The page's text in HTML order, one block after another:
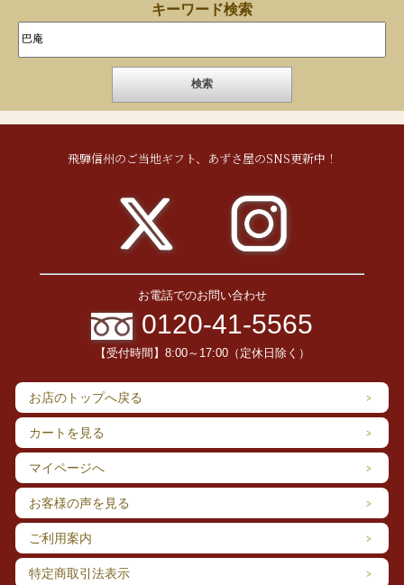
キーワード検索
飛騨信州のご当地ギフト、あずさ屋のSNS更新中！
お電話でのお問い合わせ
0120-41-5565
【受付時間】8:00～17:00（定休日除く）
お店のトップへ戻る
カートを見る
マイページへ
お客様の声を見る
ご利用案内
特定商取引法表示